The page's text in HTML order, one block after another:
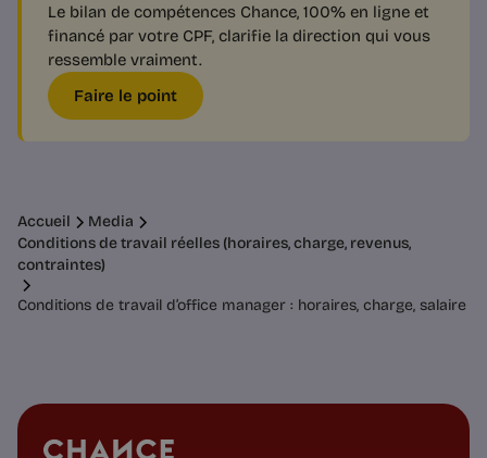
Le bilan de compétences Chance, 100% en ligne et
financé par votre CPF, clarifie la direction qui vous
ressemble vraiment.
Faire le point
Accueil
Media
Conditions de travail réelles (horaires, charge, revenus,
contraintes)
Conditions de travail d’office manager : horaires, charge, salaire